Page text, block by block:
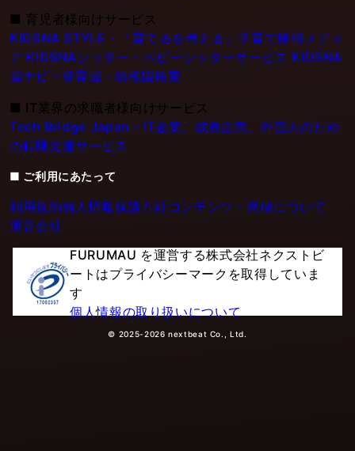
■ 育児者様向けサービス
KIDSNA STYLE - 「育てるを考える」子育て情報メディ
ア KIDSNAシッター - ベビーシッターサービス KIDSNA
園ナビ - 保育園・幼稚園検索
■ IT業界の求職者様向けサービス
Tech Bridge Japan - IT企業、成長企業、外国人のため
の転職支援サービス
■ ご利用にあたって
利用規約個人情報保護方針コンテンツ・商標について
運営会社
FURUMAU を運営する株式会社ネクストビ
ートはプライバシーマークを取得していま
す
個人情報の取り扱いについて
© 2025-2026 nextbeat Co., Ltd.